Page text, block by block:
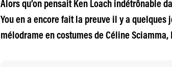
Alors qu’on pensait Ken Loach indétrônable
You en a encore fait la preuve il y a
mélodrame en costumes de Céline Sciamma,